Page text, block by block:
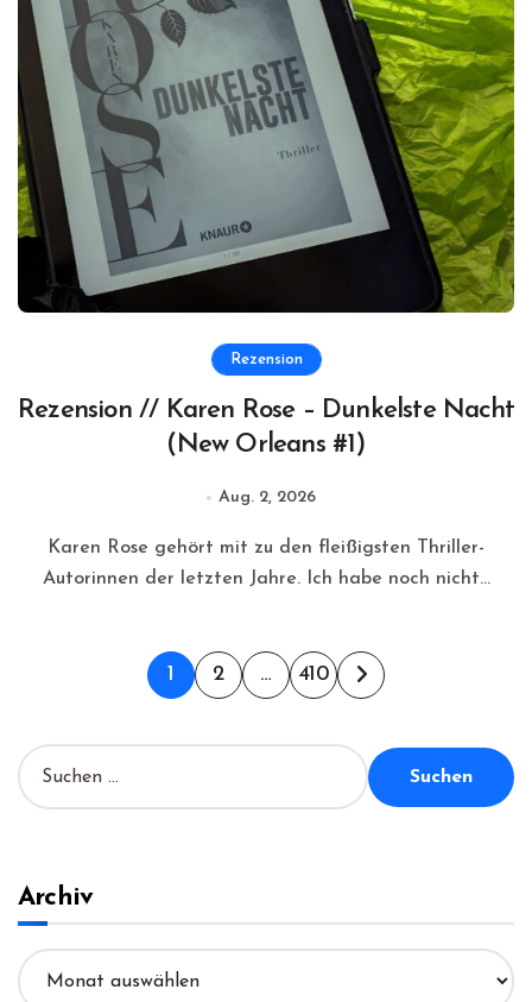
Rezension
Rezension // Karen Rose – Dunkelste Nacht
(New Orleans #1)
Aug. 2, 2026
Karen Rose gehört mit zu den fleißigsten Thriller-
Autorinnen der letzten Jahre. Ich habe noch nicht...
Seitennummerierung
Beiträge
1 2 … 410
S
u
n
c
h
Archiv
A
r